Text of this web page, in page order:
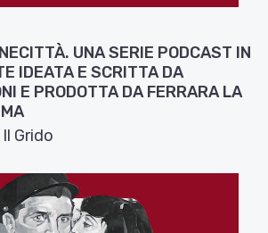
UNA SERIE PODCAST IN
IDEATA E SCRITTA DA
E PRODOTTA DA FERRARA LA
Grido